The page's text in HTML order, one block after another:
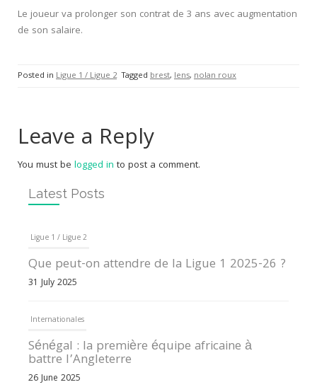
Le joueur va prolonger son contrat de 3 ans avec augmentation
de son salaire.
Posted in Ligue 1 / Ligue 2 Tagged brest, lens, nolan roux
Leave a Reply
You must be logged in to post a comment.
Latest Posts
Ligue 1 / Ligue 2
Que peut-on attendre de la Ligue 1 2025-26 ?
31 July 2025
Internationales
Sénégal : la première équipe africaine à
battre l’Angleterre
26 June 2025